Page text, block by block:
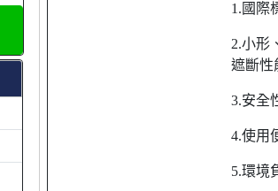
1.國際
2.小形
遮斷性
3.安全
4.使用
5.環境